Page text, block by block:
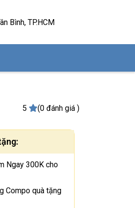
Bình, TP.HCM
5 (0 đánh giá )
:
Ngay 300K cho
Compo quà tặng